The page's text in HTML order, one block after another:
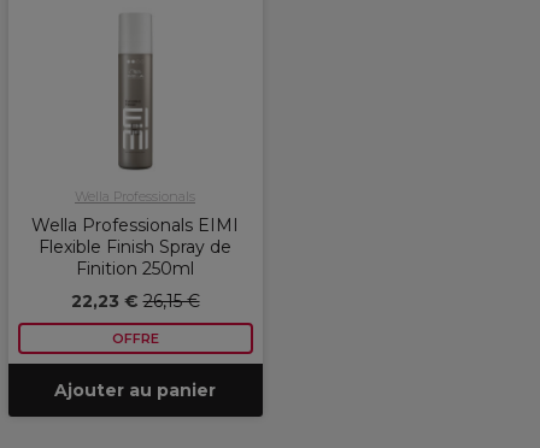
Wella Professionals
Wella Professionals EIMI
Flexible Finish Spray de
Finition 250ml
22,23 €26,15 €
OFFRE
Ajouter au panier